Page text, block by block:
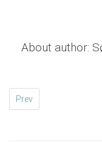
About author:
Prev